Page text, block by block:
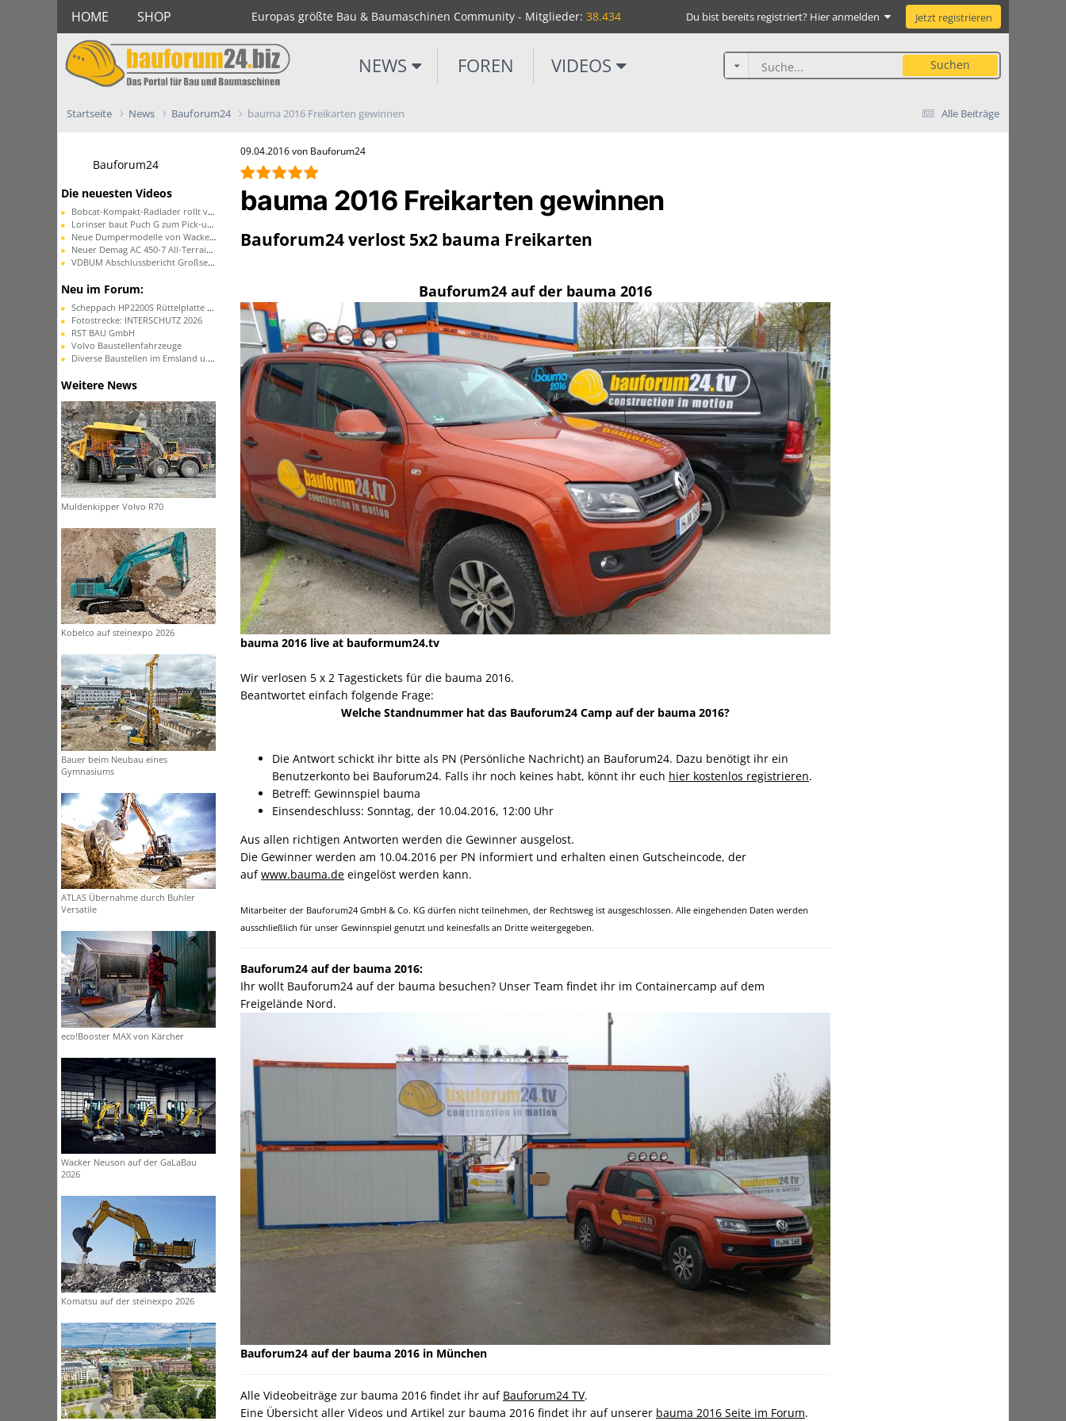
HOME SHOP Europas größte Bau & Baumaschinen Community - Mitglieder: 38.434 Du bist bereits registriert? Hier anmelden Jetzt registrieren
NEWS FOREN VIDEOS Suchen
Alle Beiträge
Startseite News Bauforum24 bauma 2016 Freikarten gewinnen
Bauforum24
Die neuesten Videos
Bobcat-Kompakt-Radlader rollt vom Band
Lorinser baut Puch G zum Pick-up um
Neue Dumpermodelle von Wacker Neuson
Neuer Demag AC 450-7 All-Terrain-Kran
VDBUM Abschlussbericht Großseminar
Neu im Forum:
Scheppach HP2200S Rüttelplatte ohne Funktion
Fotostrecke: INTERSCHUTZ 2026
RST BAU GmbH
Volvo Baustellenfahrzeuge
Diverse Baustellen im Emsland u. in Ostfriesland
Weitere News
Muldenkipper Volvo R70
Kobelco auf steinexpo 2026
Bauer beim Neubau eines
Gymnasiums
ATLAS Übernahme durch Buhler
Versatile
eco!Booster MAX von Kärcher
Wacker Neuson auf der GaLaBau
2026
Komatsu auf der steinexpo 2026
09.04.2016 von Bauforum24
bauma 2016 Freikarten gewinnen
Bauforum24 verlost 5x2 bauma Freikarten
Bauforum24 auf der bauma 2016
bauma 2016 live at bauformum24.tv
Wir verlosen 5 x 2 Tagestickets für die bauma 2016.
Beantwortet einfach folgende Frage:
Welche Standnummer hat das Bauforum24 Camp auf der bauma 2016?
Die Antwort schickt ihr bitte als PN (Persönliche Nachricht) an Bauforum24. Dazu benötigt ihr ein
Benutzerkonto bei Bauforum24. Falls ihr noch keines habt, könnt ihr euch hier kostenlos registrieren.
Betreff: Gewinnspiel bauma
Einsendeschluss: Sonntag, der 10.04.2016, 12:00 Uhr
Aus allen richtigen Antworten werden die Gewinner ausgelost.
Die Gewinner werden am 10.04.2016 per PN informiert und erhalten einen Gutscheincode, der
aufwww.bauma.de eingelöst werden kann.
Mitarbeiter der Bauforum24 GmbH & Co. KG dürfen nicht teilnehmen, der Rechtsweg ist ausgeschlossen. Alle eingehenden Daten werden
ausschließlich für unser Gewinnspiel genutzt und keinesfalls an Dritte weitergegeben.
Bauforum24 auf der bauma 2016:
Ihr wollt Bauforum24 auf der bauma besuchen? Unser Team findet ihr im Containercamp auf dem
Freigelände Nord.
Bauforum24 auf der bauma 2016 in München
Alle Videobeiträge zur bauma 2016 findet ihr auf Bauforum24 TV.
Eine Übersicht aller Videos und Artikel zur bauma 2016 findet ihr auf unserer bauma 2016 Seite im Forum.